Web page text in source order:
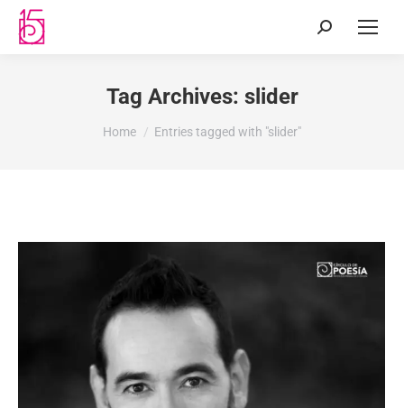
Tag Archives: slider
You are here:
Home Entries tagged with "slider"